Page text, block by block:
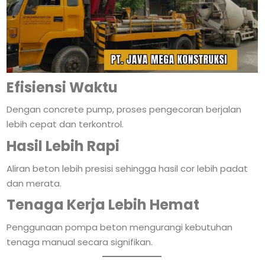
Efisiensi Waktu
Dengan concrete pump, proses pengecoran berjalan
lebih cepat dan terkontrol.
Hasil Lebih Rapi
Aliran beton lebih presisi sehingga hasil cor lebih padat
dan merata.
Tenaga Kerja Lebih Hemat
Penggunaan pompa beton mengurangi kebutuhan
tenaga manual secara signifikan.